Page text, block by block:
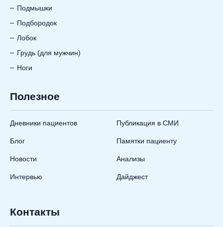
Подмышки
Подбородок
Лобок
Грудь (для мужчин)
Ноги
Полезное
Дневники пациентов
Блог
Новости
Интервью
Публикация в СМИ
Памятки пациенту
Анализы
Дайджест
Контакты